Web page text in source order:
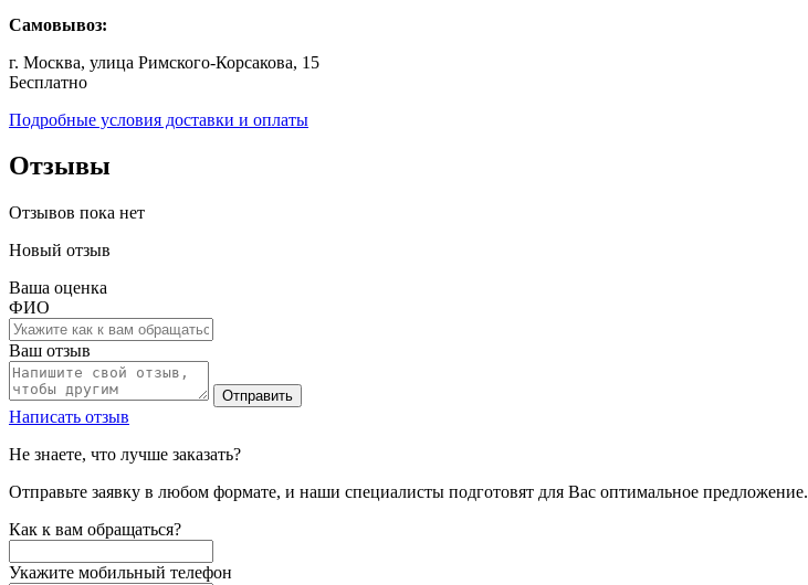
Самовывоз:
г. Москва, улица Римского-Корсакова, 15
Бесплатно
Подробные условия доставки и оплаты
Отзывы
Отзывов пока нет
Новый отзыв
Ваша оценка
ФИО
Ваш отзыв
Отправить
Написать отзыв
Не знаете, что лучше заказать?
Отправьте заявку в любом формате, и наши специалисты подготовят для Вас оптимальное предложение.
Как к вам обращаться?
Укажите мобильный телефон